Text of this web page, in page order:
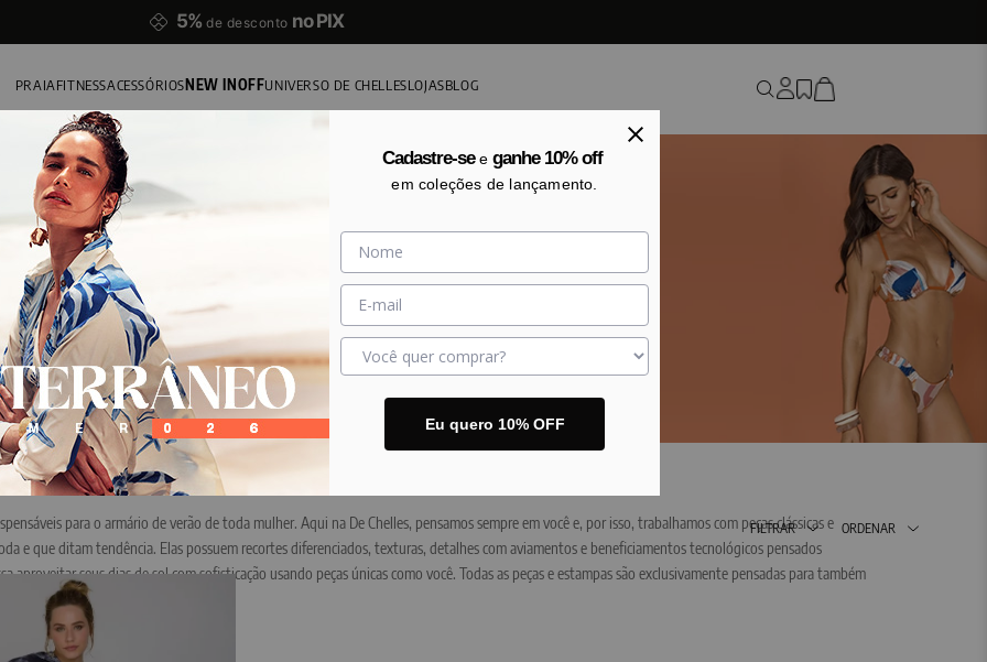
5% de desconto no PIX
PRAIAFITNESSACESSÓRIOSNEW INOFFUNIVERSO DE CHELLESLOJASBLOG
para o armário de verão de toda mulher. Aqui na De Chelles, pensamos sempre em você e, por isso, trabalhamos com peças clássicas e
e que ditam tendência. Elas possuem recortes diferenciados, texturas, detalhes com aviamentos e beneficiamentos tecnológicos pensados
aproveitar seus dias de sol com sofisticação usando peças únicas como você. Todas as peças e estampas são exclusivamente pensadas para também
Vista De Chelles.
FILTRAR ORDENAR
Cadastre-seeganhe 10% off
em coleções de lançamento.
Eu quero 10% OFF